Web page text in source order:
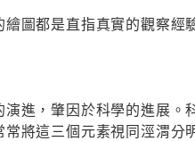
圖都是直指真實的觀察經
進，肇因於科學的進展。
將這三個元素視同涇渭分